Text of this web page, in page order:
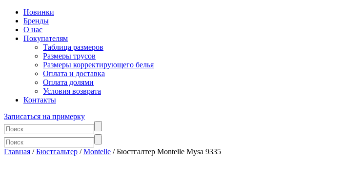
Новинки
Бренды
О нас
Покупателям
Таблица размеров
Размеры трусов
Размеры корректирующего белья
Оплата и доставка
Оплата долями
Условия возврата
Контакты
Записаться на примерку
Главная /Бюстгальтер /Montelle / Бюстгалтер Montelle Mysa 9335